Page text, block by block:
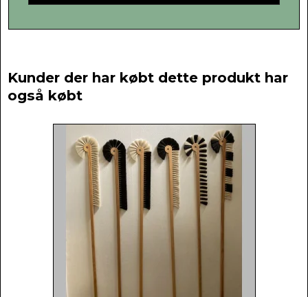
Kunder der har købt dette produkt har
også købt